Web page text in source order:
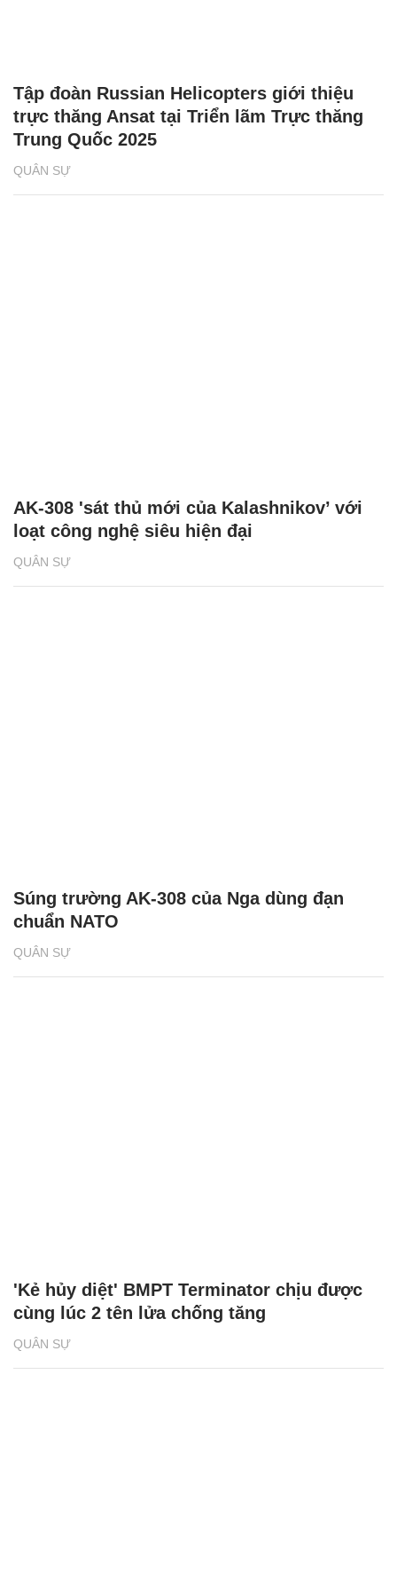
QUÂN SỰ
Tập đoàn Russian Helicopters giới thiệu
trực thăng Ansat tại Triển lãm Trực thăng
Trung Quốc 2025
QUÂN SỰ
AK-308 'sát thủ mới của Kalashnikov’ với
loạt công nghệ siêu hiện đại
QUÂN SỰ
Súng trường AK-308 của Nga dùng đạn
chuẩn NATO
QUÂN SỰ
'Kẻ hủy diệt' BMPT Terminator chịu được
cùng lúc 2 tên lửa chống tăng